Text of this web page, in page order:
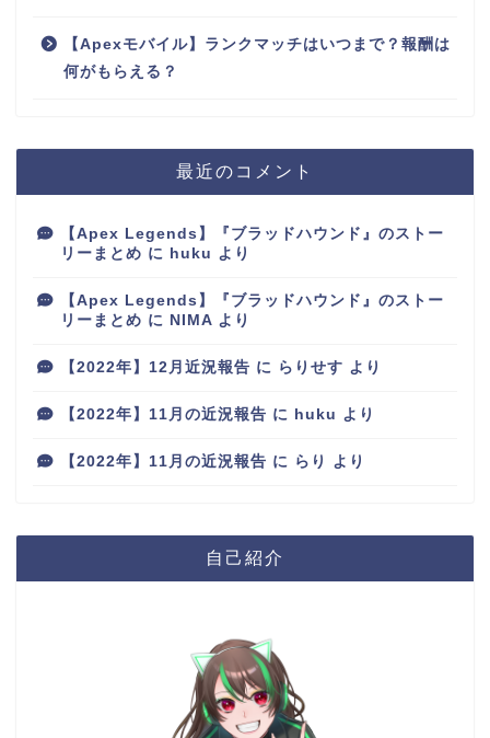
【Apexモバイル】ランクマッチはいつまで？報酬は
何がもらえる？
最近のコメント
【Apex Legends】『ブラッドハウンド』のストー
リーまとめ に huku より
【Apex Legends】『ブラッドハウンド』のストー
リーまとめ に NIMA より
【2022年】12月近況報告 に らりせす より
【2022年】11月の近況報告 に huku より
【2022年】11月の近況報告 に らり より
自己紹介